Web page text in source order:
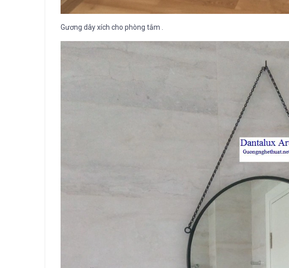
Gương dây xích cho phòng tắm .